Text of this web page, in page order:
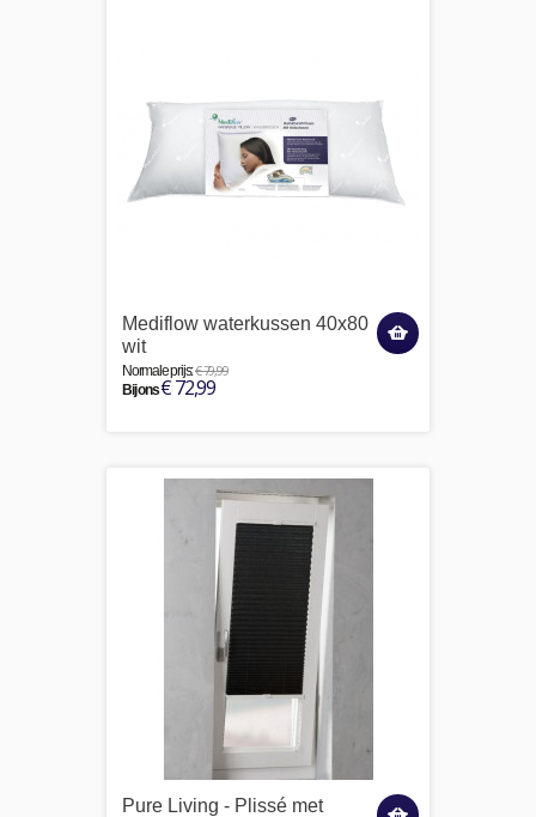
Mediflow waterkussen 40x80
wit
Normale prijs:€ 79,99
Bij ons€ 72,99
Pure Living - Plissé met